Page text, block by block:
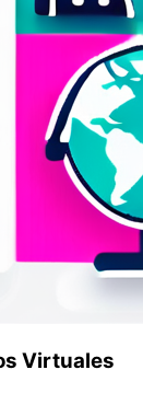
Virtuales